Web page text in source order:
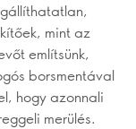
mint az
említsünk,
borsmentával
hogy azonnali
merülés.